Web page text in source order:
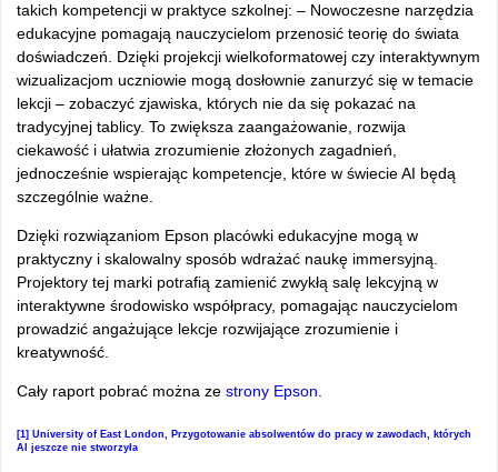
takich kompetencji w praktyce szkolnej: – Nowoczesne narzędzia
edukacyjne pomagają nauczycielom przenosić teorię do świata
doświadczeń. Dzięki projekcji wielkoformatowej czy interaktywnym
wizualizacjom uczniowie mogą dosłownie zanurzyć się w temacie
lekcji – zobaczyć zjawiska, których nie da się pokazać na
tradycyjnej tablicy. To zwiększa zaangażowanie, rozwija
ciekawość i ułatwia zrozumienie złożonych zagadnień,
jednocześnie wspierając kompetencje, które w świecie AI będą
szczególnie ważne.
Dzięki rozwiązaniom Epson placówki edukacyjne mogą w
praktyczny i skalowalny sposób wdrażać naukę immersyjną.
Projektory tej marki potrafią zamienić zwykłą salę lekcyjną w
interaktywne środowisko współpracy, pomagając nauczycielom
prowadzić angażujące lekcje rozwijające zrozumienie i
kreatywność.
Cały raport pobrać można ze strony Epson
[1] University of East London, Przygotowanie absolwentów do pracy w zawodach, których
AI jeszcze nie stworzyła